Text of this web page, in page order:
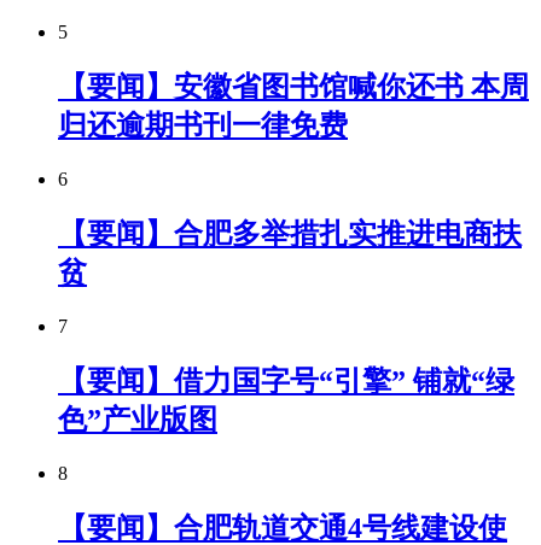
5
【要闻】安徽省图书馆喊你还书 本周
归还逾期书刊一律免费
6
【要闻】合肥多举措扎实推进电商扶
贫
7
【要闻】借力国字号“引擎” 铺就“绿
色”产业版图
8
【要闻】合肥轨道交通4号线建设使